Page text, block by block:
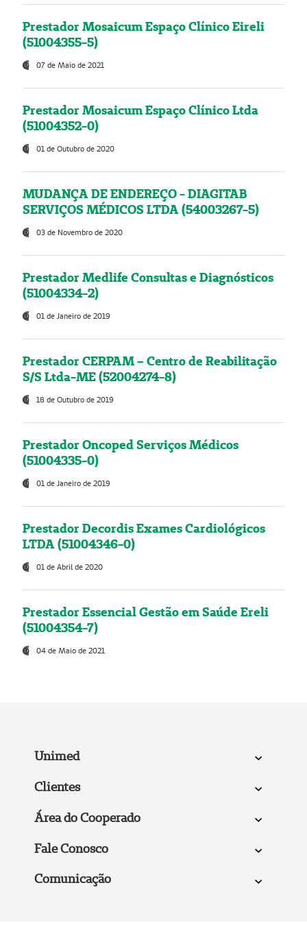
Prestador Mosaicum Espaço Clínico Eireli
(51004355-5)
07 de Maio de 2021
Prestador Mosaicum Espaço Clínico Ltda
(51004352-0)
01 de Outubro de 2020
MUDANÇA DE ENDEREÇO - DIAGITAB
SERVIÇOS MÉDICOS LTDA (54003267-5)
03 de Novembro de 2020
Prestador Medlife Consultas e Diagnósticos
(51004334-2)
01 de Janeiro de 2019
Prestador CERPAM – Centro de Reabilitação
S/S Ltda-ME (52004274-8)
18 de Outubro de 2019
Prestador Oncoped Serviços Médicos
(51004335-0)
01 de Janeiro de 2019
Prestador Decordis Exames Cardiológicos
LTDA (51004346-0)
01 de Abril de 2020
Prestador Essencial Gestão em Saúde Ereli
(51004354-7)
04 de Maio de 2021
Unimed
Clientes
Área do Cooperado
Fale Conosco
Comunicação